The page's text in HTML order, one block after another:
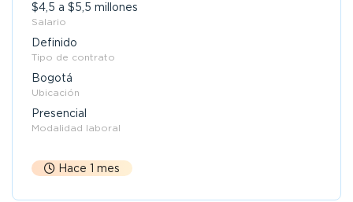
$4,5 a $5,5 millones
Salario
Definido
Tipo de contrato
Bogotá
Ubicación
Presencial
Modalidad laboral
Hace 1 mes